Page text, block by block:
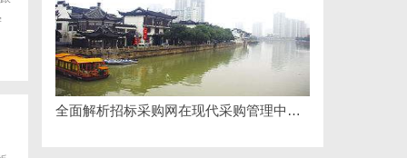
全面解析招标采购网在现代采购管理中的重要作用与应用